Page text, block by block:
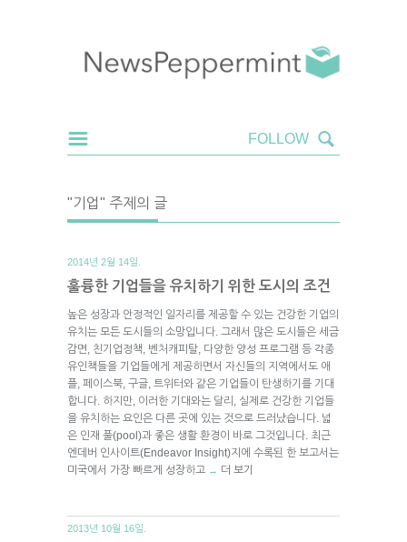
"기업" 주제의 글
2014년 2월 14일.
훌륭한 기업들을 유치하기 위한 도시의 조건
높은 성장과 안정적인 일자리를 제공할 수 있는 건강한 기업의
유치는 모든 도시들의 소망입니다. 그래서 많은 도시들은 세금
감면, 친기업정책, 벤처캐피탈, 다양한 양성 프로그램 등 각종
유인책들을 기업들에게 제공하면서 자신들의 지역에서도 애
플, 페이스북, 구글, 트위터와 같은 기업들이 탄생하기를 기대
합니다. 하지만, 이러한 기대와는 달리, 실제로 건강한 기업들
을 유치하는 요인은 다른 곳에 있는 것으로 드러났습니다. 넓
은 인재 풀(pool)과 좋은 생활 환경이 바로 그것입니다. 최근
엔데버 인사이트(Endeavor Insight)지에 수록된 한 보고서는
미국에서 가장 빠르게 성장하고 → 더 보기
2013년 10월 16일.